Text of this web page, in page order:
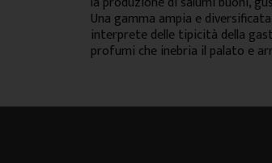
Una gamma ampia e
interprete delle tipicità della
profumi che inebria il palato e